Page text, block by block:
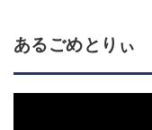
あるごめとりぃ